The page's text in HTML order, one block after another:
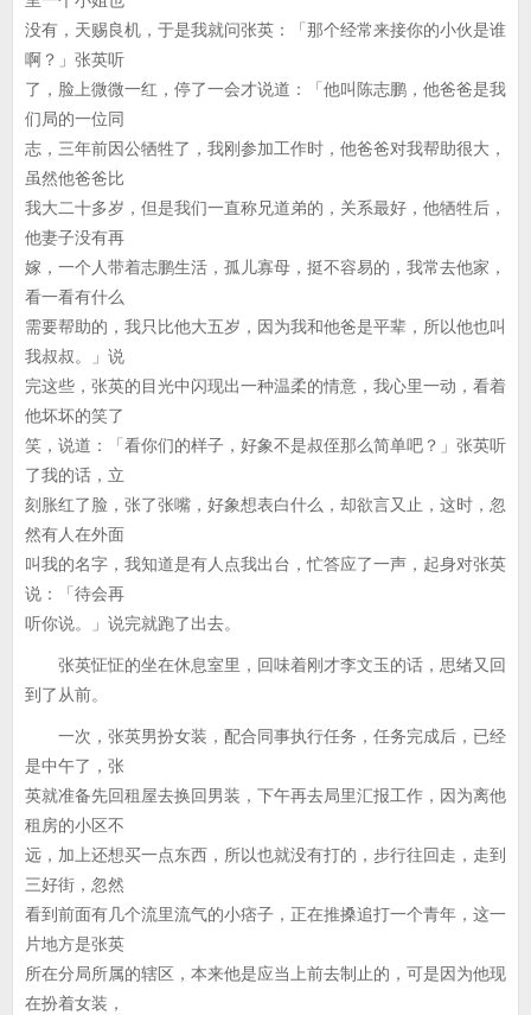
没有，天赐良机，于是我就问张英：「那个经常来接你的小伙是谁
啊？」张英听
了，脸上微微一红，停了一会才说道：「他叫陈志鹏，他爸爸是我
们局的一位同
志，三年前因公牺牲了，我刚参加工作时，他爸爸对我帮助很大，
虽然他爸爸比
我大二十多岁，但是我们一直称兄道弟的，关系最好，他牺牲后，
他妻子没有再
嫁，一个人带着志鹏生活，孤儿寡母，挺不容易的，我常去他家，
看一看有什么
需要帮助的，我只比他大五岁，因为我和他爸是平辈，所以他也叫
我叔叔。」说
完这些，张英的目光中闪现出一种温柔的情意，我心里一动，看着
他坏坏的笑了
笑，说道：「看你们的样子，好象不是叔侄那么简单吧？」张英听
了我的话，立
刻胀红了脸，张了张嘴，好象想表白什么，却欲言又止，这时，忽
然有人在外面
叫我的名字，我知道是有人点我出台，忙答应了一声，起身对张英
说：「待会再
听你说。」说完就跑了出去。
张英怔怔的坐在休息室里，回味着刚才李文玉的话，思绪又回
到了从前。
一次，张英男扮女装，配合同事执行任务，任务完成后，已经
是中午了，张
英就准备先回租屋去换回男装，下午再去局里汇报工作，因为离他
租房的小区不
远，加上还想买一点东西，所以也就没有打的，步行往回走，走到
三好街，忽然
看到前面有几个流里流气的小痞子，正在推搡追打一个青年，这一
片地方是张英
所在分局所属的辖区，本来他是应当上前去制止的，可是因为他现
在扮着女装，